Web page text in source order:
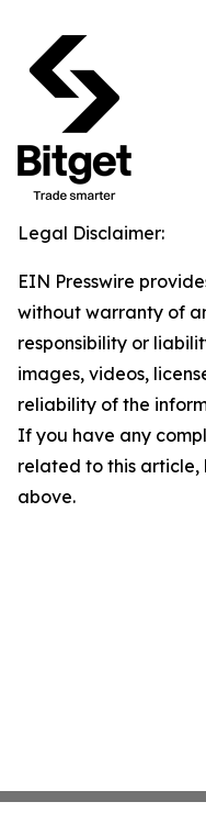
Legal Disclaimer:
EIN Presswire
without warranty of
responsibility or
images, videos,
reliability of the
If you have any
related to this
above.